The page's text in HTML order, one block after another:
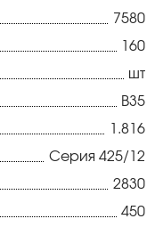
7580
160
шт
В35
1.816
Серия 425/12
2830
450